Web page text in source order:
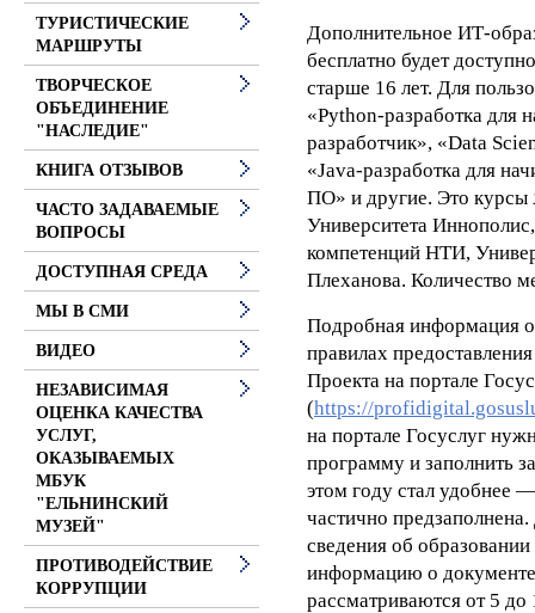
Дополнительное ИТ-
бесплатно будет
старше 16 лет. Для
«Python-разработка
разработчик», «Data
«Java-разработка для
ПО» и другие. Это курсы
Университета
компетенций НТИ,
Плеханова. Количество
Подробная информация
правилах
Проекта на портале
(https://
на портале Госуслуг
программу и заполнить
этом году стал удобнее
частично предзаполнена.
сведения об
информацию о
рассматриваются от 5
ТУРИСТИЧЕСКИЕ
МАРШРУТЫ
ТВОРЧЕСКОЕ
ОБЪЕДИНЕНИЕ
"НАСЛЕДИЕ"
КНИГА ОТЗЫВОВ
ЧАСТО ЗАДАВАЕМЫЕ
ВОПРОСЫ
ДОСТУПНАЯ СРЕДА
МЫ В СМИ
ВИДЕО
НЕЗАВИСИМАЯ
ОЦЕНКА КАЧЕСТВА
УСЛУГ,
ОКАЗЫВАЕМЫХ
МБУК
"ЕЛЬНИНСКИЙ
МУЗЕЙ"
ПРОТИВОДЕЙСТВИЕ
КОРРУПЦИИ